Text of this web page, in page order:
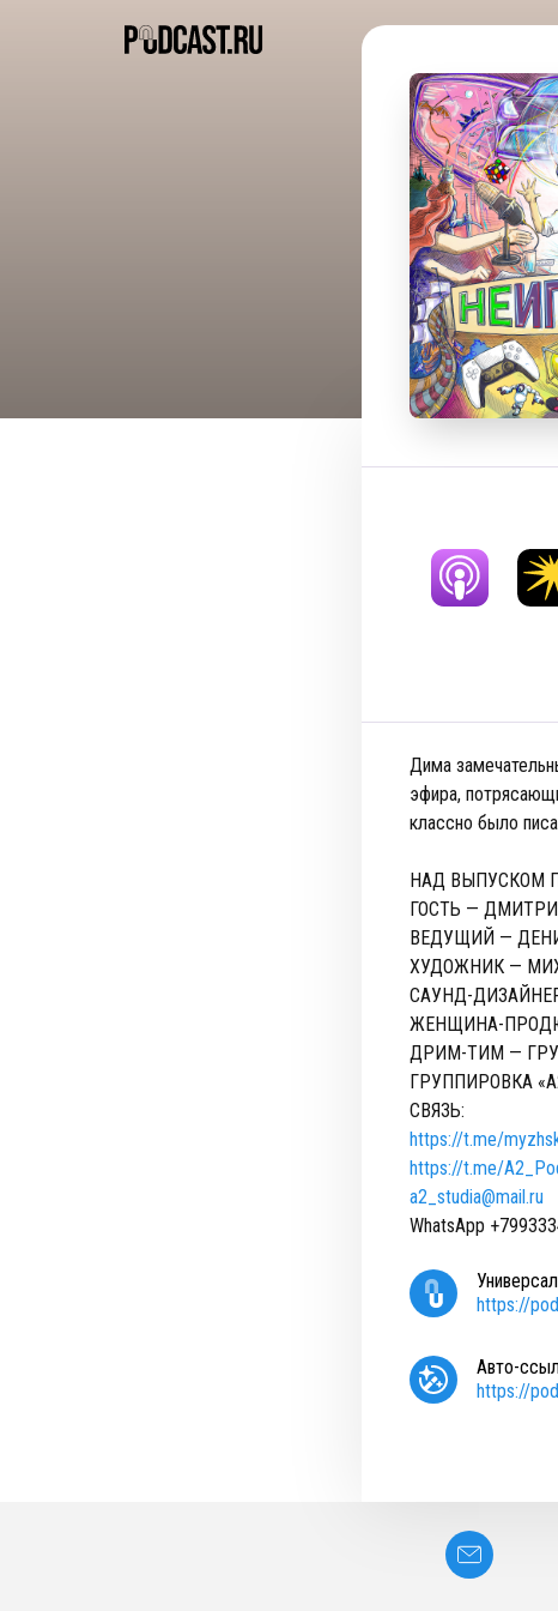
Дима
эфира,
классно было
НАД ВЫПУСКОМ
ГОСТЬ —
ВЕДУЩИЙ —
ХУДОЖНИК —
САУНД-
ЖЕНЩИНА-
ДРИМ-ТИМ —
ГРУППИРОВКА
СВЯЗЬ:
https://t.me/
https://t.me/
a2_studia@mail.ru
WhatsApp
https://
Авто-
https://